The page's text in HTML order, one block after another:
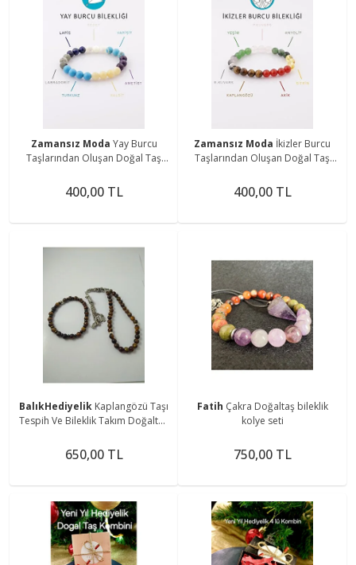
Zamansız Moda Yay Burcu
Taşlarından Oluşan Doğal Taş
Bilekliği
400,00 TL
Zamansız Moda İkizler Burcu
Taşlarından Oluşan Doğal Taş
Bilekliği
400,00 TL
BalıkHediyelik Kaplangözü Taşı
Tespih Ve Bileklik Takım Doğaltaş
650,00 TL
Fatih Çakra Doğaltaş bileklik
kolye seti
750,00 TL